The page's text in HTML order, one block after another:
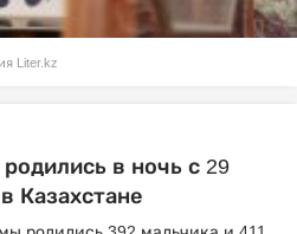
Liter.kz
в ночь с 29
Казахстане